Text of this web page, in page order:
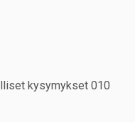
kysymykset 010